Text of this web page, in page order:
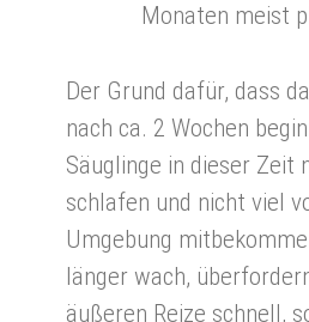
Monaten meist
Der Grund dafür, dass
nach ca. 2 Wochen
Säuglinge in dieser Zeit
schlafen und nicht viel
Umgebung
länger wach,
äußeren Reize schnell,